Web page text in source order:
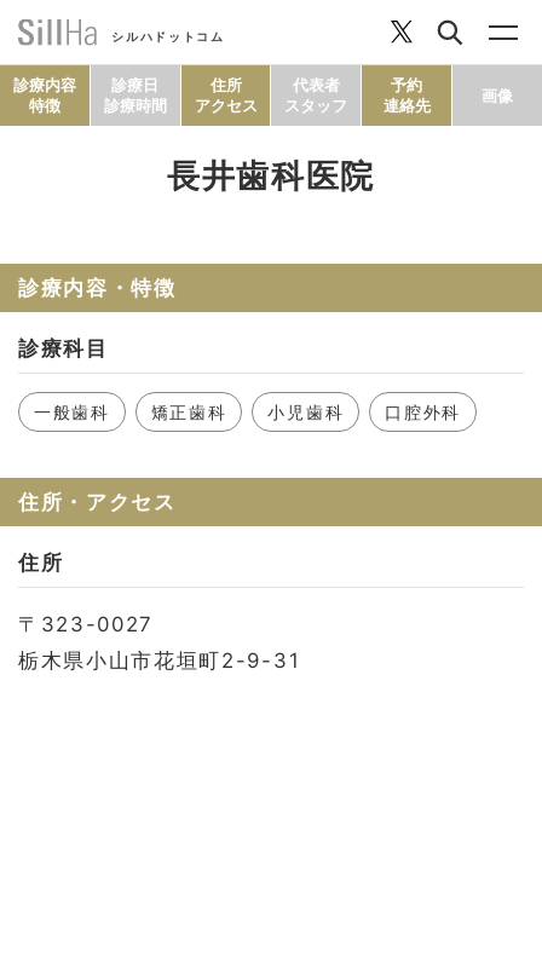
シルハドットコム
セルフチェック
診療内容
特徴
診療日
診療時間
住所
アクセス
代表者
スタッフ
予約
連絡先
画像
長井歯科医院
診療内容・特徴
診療科目
一般歯科 矯正歯科 小児歯科 口腔外科
住所・アクセス
住所
〒323-0027
栃木県小山市花垣町2-9-31